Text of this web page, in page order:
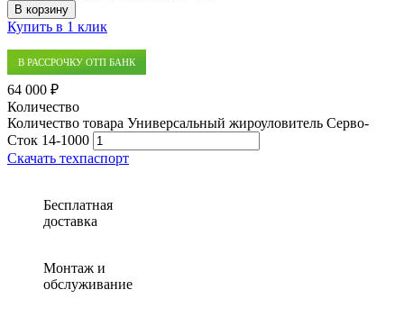
В корзину
Купить в 1 клик
В РАССРОЧКУ ОТП БАНК
64 000 ₽
Количество
Количество товара Универсальный жироуловитель Серво-
Сток 14-1000
Скачать техпаспорт
Бесплатная
доставка
Монтаж и
обслуживание